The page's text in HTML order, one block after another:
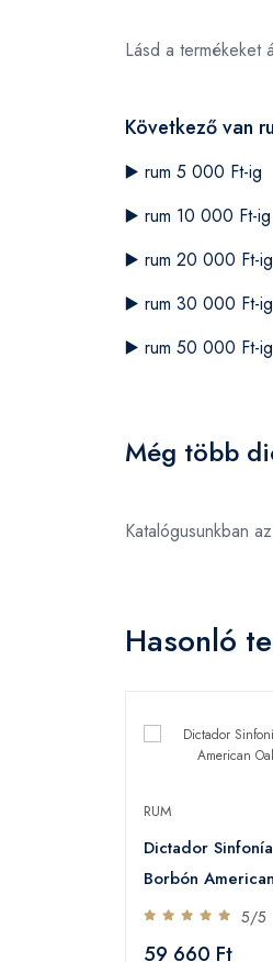
Lásd a termékeket
Következő van
▶️ rum 5 000 Ft-ig
▶️ rum 10 000 Ft-ig
▶️ rum 20 000 Ft-ig
▶️ rum 30 000 Ft-ig
▶️ rum 50 000 Ft-ig
Még több
Katalógusunkban
Hasonló
RUM
Dictador
Borbón
0,7L
5/5
59 660 Ft